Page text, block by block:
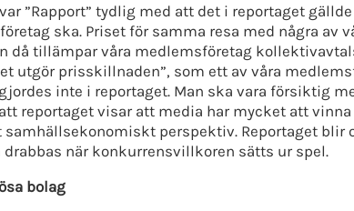
”Rapport” tydlig med att det i reportaget
ska. Priset för samma resa med några av
då tillämpar våra medlemsföretag
utgör prisskillnaden”, som ett av våra
inte i reportaget. Man ska vara försiktig
reportaget visar att media har mycket att
perspektiv. Reportaget
när konkurrensvillkoren sätts ur spel.
bolag